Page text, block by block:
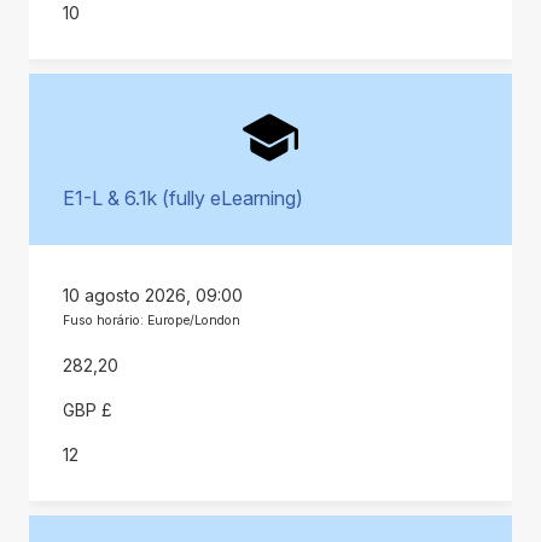
10
E1-L & 6.1k (fully eLearning)
10 agosto 2026, 09:00
Fuso horário: Europe/London
282,20
GBP £
12